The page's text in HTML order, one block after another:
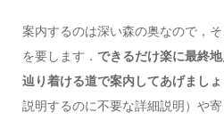
案内するのは深い森の奥なので，
を要します． できるだけ楽に最終
辿り着ける道で案内してあげましょ
説明するのに不要な詳細説明）や